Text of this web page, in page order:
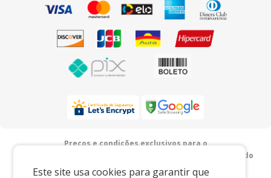
Este site usa cookies para garantir que
Preços e condições exclusivos para o
www.xingoembalagens.com.br e para o televendas, podendo
sofrer alterações sem prévia notiﬁcação.